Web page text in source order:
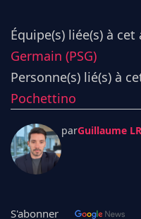
Équipe(s) liée(s) à
Germain (PSG)
Personne(s) lié(s) à
Pochettino
parGuillaume LR
S'abonner